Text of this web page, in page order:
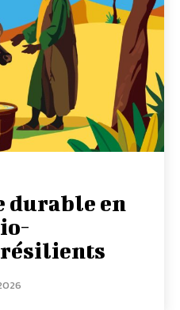
durable en
résilients